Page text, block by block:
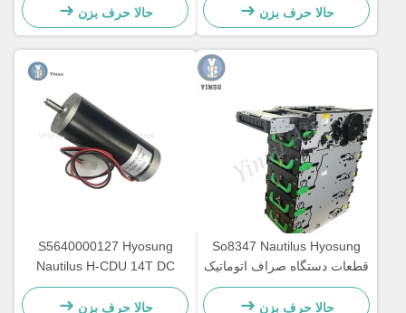
حالا حرف بزن
حالا حرف بزن
So8347 Nautilus Hyosung
قطعات دستگاه صراف اتوماتیک
لوازم جانبی دستگاه GCDU
مخزن بار جلو 7010000132
حالا حرف بزن
S5640000127 Hyosung
Nautilus H-CDU 14T DC
اصلی دستگاه ATM موتور
ماشین قطعات معدنی
حالا حرف بزن